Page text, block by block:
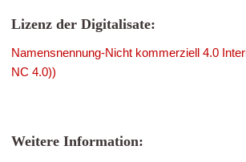
Lizenz der Digitalisate:
Namensnennung-Nicht kommerziell 4.0
NC 4.0))
Weitere Information: